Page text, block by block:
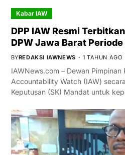
Kabar IAW
DPP IAW Resmi
DPW Jawa Barat
BYREDAKSI IAWNEWS 1 TAHUN AGO
IAWNews.com – Dewan Pimpinan
Accountability Watch (IAW)
Keputusan (SK) Mandat untuk